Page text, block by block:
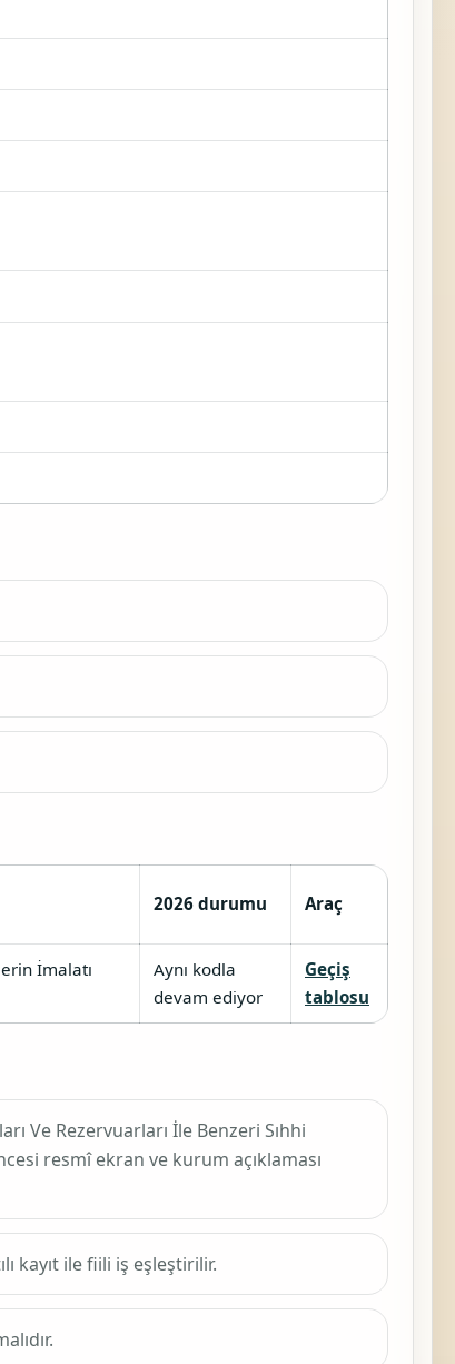
2026 durumu Araç
İmalatı
Aynı kodla
devam ediyor
Geçiş
tablosu
Ve Rezervuarları İle Benzeri Sıhhi
resmî ekran ve kurum açıklaması
kayıt ile fiili iş eşleştirilir.